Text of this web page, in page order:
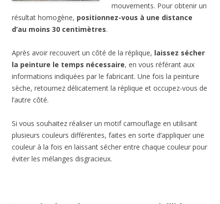
mouvements. Pour obtenir un
résultat homogène, positionnez-vous à une distance
d’au moins 30 centimètres.
Après avoir recouvert un côté de la réplique, laissez sécher
la peinture le temps nécessaire, en vous référant aux
informations indiquées par le fabricant. Une fois la peinture
sèche, retournez délicatement la réplique et occupez-vous de
l’autre côté.
Si vous souhaitez réaliser un motif camouflage en utilisant
plusieurs couleurs différentes, faites en sorte d’appliquer une
couleur à la fois en laissant sécher entre chaque couleur pour
éviter les mélanges disgracieux.